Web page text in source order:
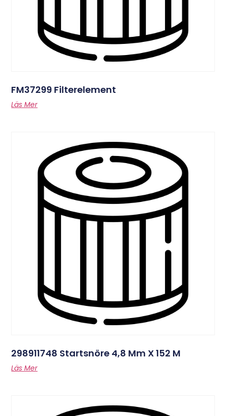
FM37299 Filterelement
Läs Mer
298911748 Startsnöre 4,8 Mm X 152 M
Läs Mer